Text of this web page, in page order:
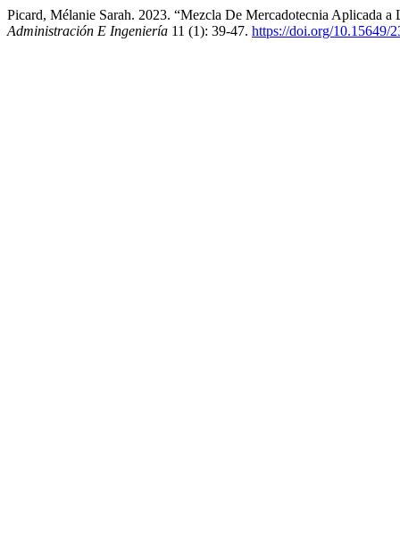
Picard, Mélanie Sarah. 2023. “Mezcla De Mercadotecnia Aplicada
Administración E Ingeniería 11 (1): 39-47. https://doi.org/10.15649/